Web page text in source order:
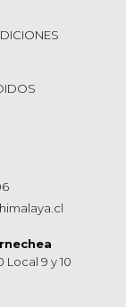
Local 9 y 10